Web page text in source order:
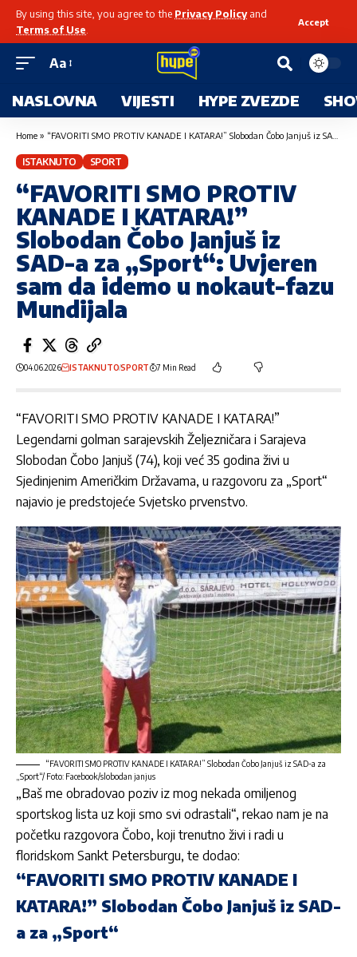
By using this site, you agree to the Privacy Policyand
Terms of Use
Accept
Aa
NASLOVNA VIJESTI HYPE ZVEZDE
Home » “FAVORITI SMO PROTIV KANADE I KATARA!” Slobodan Čobo Janjuš iz SAD-a za „Sport“: Uvjeren sam da idemo u nokaut-fazu Mundijala
ISTAKNUTO SPORT
“FAVORITI SMO PROTIV
KANADE I KATARA!”
Slobodan Čobo Janjuš iz
SAD-a za „Sport“: Uvjeren
sam da idemo u nokaut-fazu
Mundijala
04.06.2026 ISTAKNUTOSPORT 7 Min Read
“FAVORITI SMO PROTIV KANADE I KATARA!”
Legendarni golman sarajevskih Željezničara i Sarajeva
Slobodan Čobo Janjuš (74), koji već 35 godina živi u
Sjedinjenim Američkim Državama, u razgovoru za „Sport“
najavio je predstojeće Svjetsko prvenstvo.
“FAVORITI SMO PROTIV KANADE I KATARA!” Slobodan Čobo Janjuš iz SAD-a za
„Sport“/ Foto: Facebook/slobodan janjus
„Baš me obradovao poziv iz mog nekada omiljenog
sportskog lista uz koji smo svi odrastali“, rekao nam je na
početku razgovora Čobo, koji trenutno živi i radi u
floridskom Sankt Petersburgu, te dodao:
“FAVORITI SMO PROTIV KANADE I
KATARA!” Slobodan Čobo Janjuš iz SAD-
a za „Sport“